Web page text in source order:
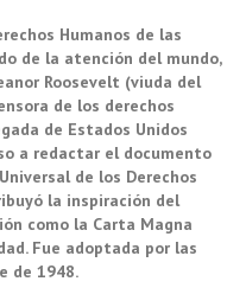
Humanos de las
de la atención del mundo,
Roosevelt (viuda del
de los derechos
de Estados Unidos
a redactar el documento
de los Derechos
la inspiración del
como la Carta Magna
Fue adoptada por las
de 1948.